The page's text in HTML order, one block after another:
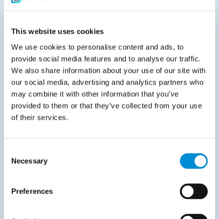
This website uses cookies
We use cookies to personalise content and ads, to
provide social media features and to analyse our traffic.
We also share information about your use of our site with
our social media, advertising and analytics partners who
may combine it with other information that you’ve
provided to them or that they’ve collected from your use
of their services.
Selection
Necessary
Preferences
Deel met uw netwerk
Gerelateerde documenten